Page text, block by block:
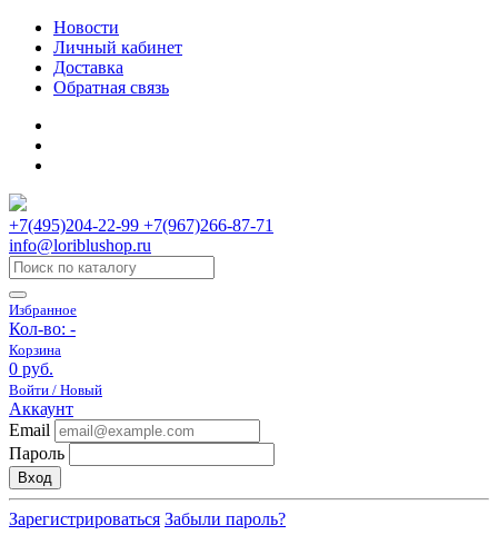
Новости
Личный кабинет
Доставка
Обратная связь
+7(495)204-22-99 +7(967)266-87-71
info@loriblushop.ru
Избранное
Кол-во: -
Корзина
0 руб.
Войти / Новый
Аккаунт
Email
Пароль
Вход
Зарегистрироваться Забыли пароль?